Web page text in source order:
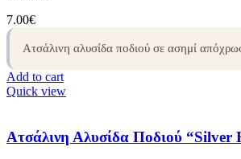
7.00€
Ατσάλινη αλυσίδα ποδιού σε ασημί
Add to cart
Quick view
Ατσάλινη Αλυσίδα Ποδιού “Silver